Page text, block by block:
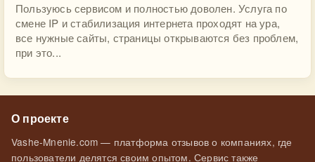
Пользуюсь сервисом и полностью доволен. Услуга по
смене IP и стабилизация интернета проходят на ура,
все нужные сайты, страницы открываются без проблем,
при это...
О проекте
Vashe-Mnenie.com — платформа отзывов о компаниях, где
пользователи делятся своим опытом. Сервис также